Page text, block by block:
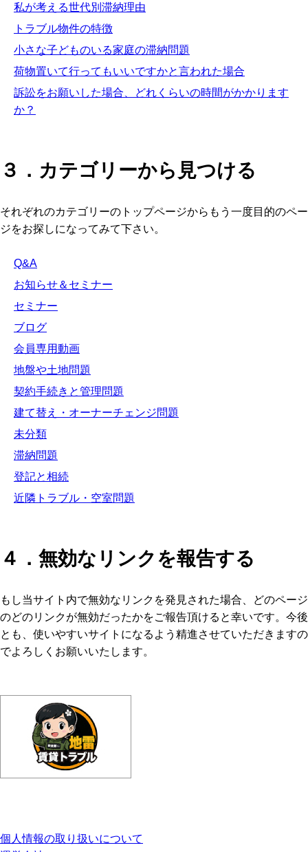
私が考える世代別滞納理由
トラブル物件の特徴
小さな子どものいる家庭の滞納問題
荷物置いて行ってもいいですかと言われた場合
訴訟をお願いした場合、どれくらいの時間がかかります
か？
３．カテゴリーから見つける
それぞれのカテゴリーのトップページからもう一度目的のペー
ジをお探しになってみて下さい。
Q&A
お知らせ＆セミナー
セミナー
ブログ
会員専用動画
地盤や土地問題
契約手続きと管理問題
建て替え・オーナーチェンジ問題
未分類
滞納問題
登記と相続
近隣トラブル・空室問題
４．無効なリンクを報告する
もし当サイト内で無効なリンクを発見された場合、どのページ
のどのリンクが無効だったかをご報告頂けると幸いです。今後
とも、使いやすいサイトになるよう精進させていただきますの
でよろしくお願いいたします。
個人情報の取り扱いについて